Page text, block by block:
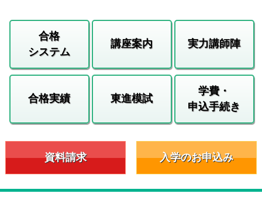
合格
システム
講座案内 実力講師陣
合格実績 東進模試
学費・
申込手続き
資料請求 入学のお申込み